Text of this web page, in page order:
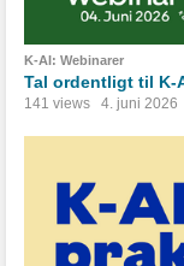
K-AI: Webinarer
Tal ordentligt til K-
141 views 4. juni 2026